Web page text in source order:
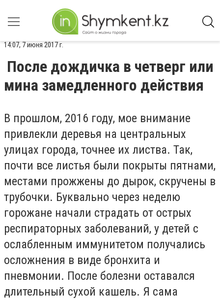
14:07, 7 июня 2017 г.
После дождичка в четверг или
мина замедленного действия
В прошлом, 2016 году, мое внимание
привлекли деревья на центральных
улицах города, точнее их листва. Так,
почти все листья были покрыты пятнами,
местами прожжены до дырок, скручены в
трубочки. Буквально через неделю
горожане начали страдать от острых
респираторных заболеваний, у детей с
ослабленным иммунитетом получались
осложнения в виде бронхита и
пневмонии. После болезни оставался
длительный сухой кашель. Я сама